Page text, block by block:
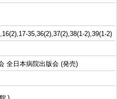
35,36(2),37(2),38(1-2),39(1-2)
全日本病院出版会 (発売)